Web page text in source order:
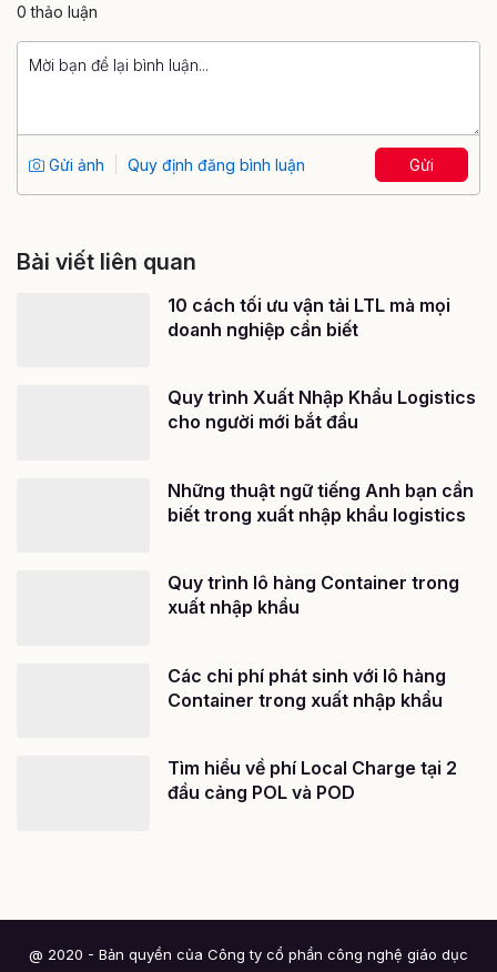
0 thảo luận
Gửi ảnh Quy định đăng bình luận Gửi
Bài viết liên quan
10 cách tối ưu vận tải LTL mà mọi
doanh nghiệp cần biết
Quy trình Xuất Nhập Khẩu Logistics
cho người mới bắt đầu
Những thuật ngữ tiếng Anh bạn cần
biết trong xuất nhập khẩu logistics
Quy trình lô hàng Container trong
xuất nhập khẩu
Các chi phí phát sinh với lô hàng
Container trong xuất nhập khẩu
Tìm hiểu về phí Local Charge tại 2
đầu cảng POL và POD
@ 2020 - Bản quyền của Công ty cổ phần công nghệ giáo dục